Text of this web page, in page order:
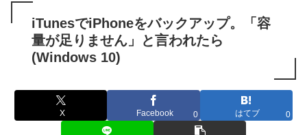
iTunesでiPhoneをバックアップ。「容
量が足りません」と言われたら
(Windows 10)
X Facebook 0 はてブ 0